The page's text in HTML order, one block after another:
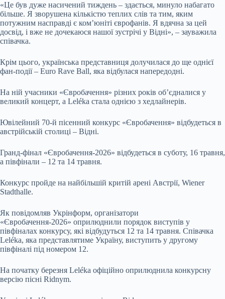
«Це був дуже насичений тиждень – здається, минуло набагато
більше. Я зворушена кількістю теплих слів та тим, яким
потужним насправді є комʼюніті єврофанів. Я вдячна за цей
досвід, і вже не дочекаюся нашої зустрічі у Відні», – зауважила
співачка.
Крім цього, українська представниця долучилася до ще однієї
фан-події – Euro Rave Ball, яка відбулася напередодні.
На ній учасники «Євробачення» різних років об’єдналися у
великий концерт, а Leléka стала однією з хедлайнерів.
Ювілейний 70-й пісенний конкурс «Євробачення» відбудеться в
австрійській столиці – Відні.
Гранд-фінал «Євробачення-2026» відбудеться в суботу, 16 травня,
а півфінали – 12 та 14 травня.
Конкурс пройде на найбільшій критій арені Австрії, Wiener
Stadthalle.
Як повідомляв Укрінформ, організатори
«Євробачення-2026» оприлюднили порядок виступів у
півфіналах конкурсу, які відбудуться 12 та 14 травня. Співачка
Leléka, яка представлятиме Україну, виступить у другому
півфіналі під номером 12.
На початку березня Leléka офіційно оприлюднила конкурсну
версію пісні Ridnym.